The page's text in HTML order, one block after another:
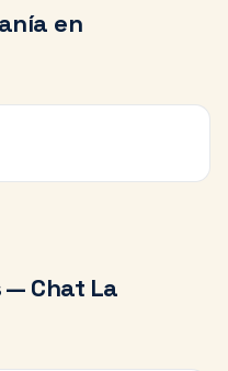
en
— Chat La